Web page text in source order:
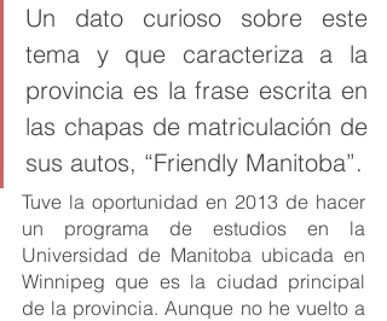
Un dato curioso sobre este
tema y que caracteriza a la
provincia es la frase escrita en
las chapas de matriculación de
sus autos, “Friendly Manitoba”.
Tuve la oportunidad en 2013 de hacer
un programa de estudios en la
Universidad de Manitoba ubicada en
Winnipeg que es la ciudad principal
de la provincia. Aunque no he vuelto a